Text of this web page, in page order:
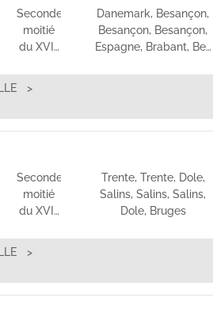
Seconde
moitié
du XVI…
Danemark, Besançon,
Besançon, Besançon,
Espagne, Brabant, Be…
Seconde
moitié
du XVI…
Trente, Trente, Dole,
Salins, Salins, Salins,
Dole, Bruges